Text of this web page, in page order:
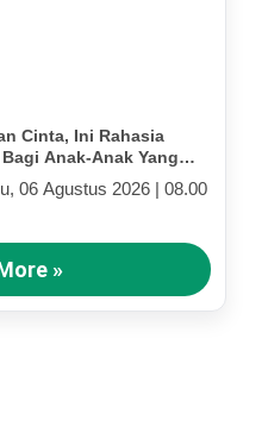
Cinta, Ini Rahasia
Anak-Anak Yang
06 Agustus 2026 | 08.00
»